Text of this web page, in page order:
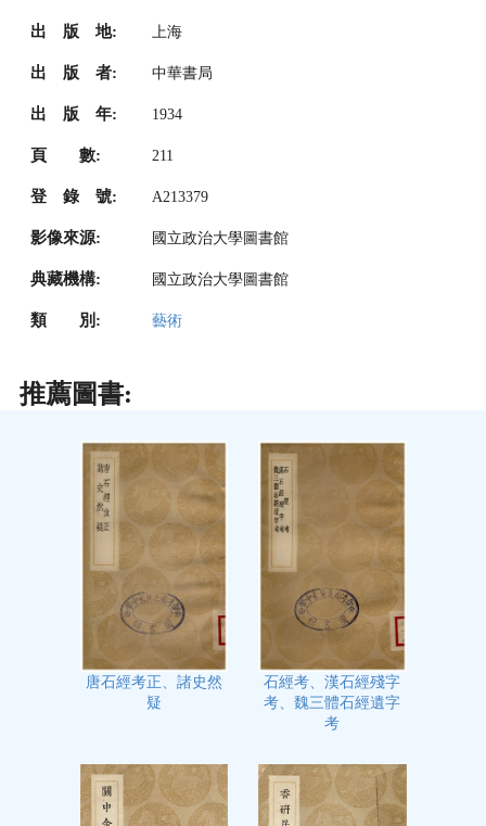
出 版 地: 上海
出 版 者: 中華書局
出 版 年: 1934
頁 數: 211
登 錄 號: A213379
影像來源: 國立政治大學圖書館
典藏機構: 國立政治大學圖書館
類 別: 藝術
推薦圖書:
唐石經考正、諸史然
疑
石經考、漢石經殘字
考、魏三體石經遺字
考